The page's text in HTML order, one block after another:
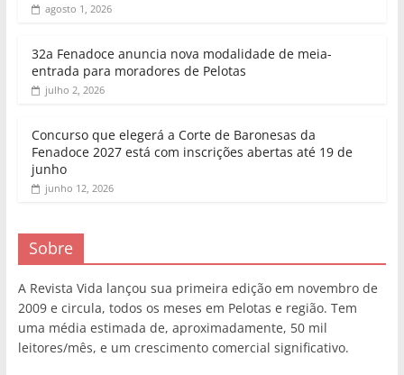
agosto 1, 2026
32a Fenadoce anuncia nova modalidade de meia-
entrada para moradores de Pelotas
julho 2, 2026
Concurso que elegerá a Corte de Baronesas da
Fenadoce 2027 está com inscrições abertas até 19 de
junho
junho 12, 2026
Sobre
A Revista Vida lançou sua primeira edição em novembro de
2009 e circula, todos os meses em Pelotas e região. Tem
uma média estimada de, aproximadamente, 50 mil
leitores/mês, e um crescimento comercial significativo.